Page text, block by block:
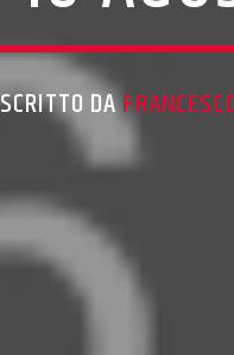
SCRITTO DAFRANCESCO